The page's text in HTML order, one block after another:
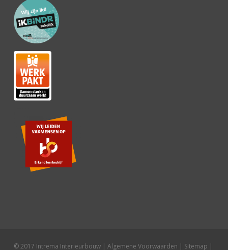
© 2017 Intrema Interieurbouw | Algemene Voorwaarden | Sitemap |